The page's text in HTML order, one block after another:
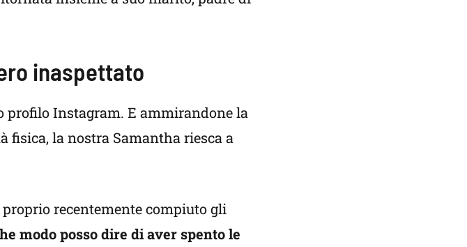
inaspettato
profilo Instagram. E ammirandone la
fisica, la nostra Samantha riesca a
recentemente compiuto gli
modo posso dire di aver spento le